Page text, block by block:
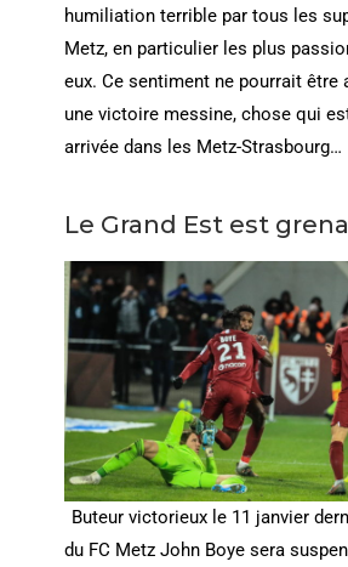
humiliation terrible par tous les
Metz, en particulier les plus
eux. Ce sentiment ne pourrait être
une victoire messine, chose qui
arrivée dans les Metz-Strasbourg…
Le Grand Est est
Buteur victorieux le 11 janvier
du FC Metz John Boye sera